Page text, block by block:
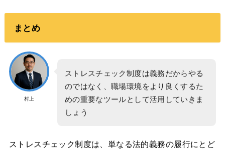
まとめ
村上
ストレスチェック制度は義務だからやる
のではなく、職場環境をより良くするた
めの重要なツールとして活用していきま
しょう
ストレスチェック制度は、単なる法的義務の履行にとど